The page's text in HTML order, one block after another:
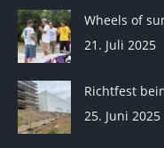
Wheels of
21. Juli 2025
Richtfest
25. Juni 2025